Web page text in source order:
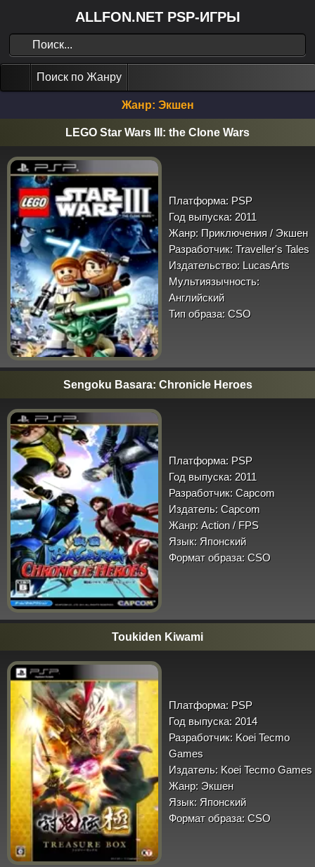
ALLFON.NET PSP-ИГРЫ
Поиск по Жанру
Жанр: Экшен
LEGO Star Wars III: the Clone Wars
Платформа: PSP
Год выпуска: 2011
Жанр: Приключения / Экшен
Разработчик: Traveller's Tales
Издательство: LucasArts
Мультиязычность:
Английский
Тип образа: CSO
Sengoku Basara: Chronicle Heroes
Платформа: PSP
Год выпуска: 2011
Разработчик: Capcom
Издатель: Capcom
Жанр: Action / FPS
Язык: Японский
Формат образа: CSO
Toukiden Kiwami
Платформа: PSP
Год выпуска: 2014
Разработчик: Koei Tecmo
Games
Издатель: Koei Tecmo Games
Жанр: Экшен
Язык: Японский
Формат образа: CSO